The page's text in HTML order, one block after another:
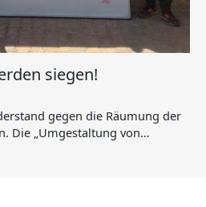
siegen!
gegen die Räumung der
Die „Umgestaltung von…